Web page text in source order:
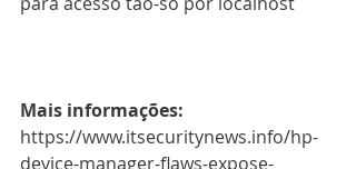
Mais informações:
https://www.itsecuritynews.info/hp-
device-manager-flaws-expose-